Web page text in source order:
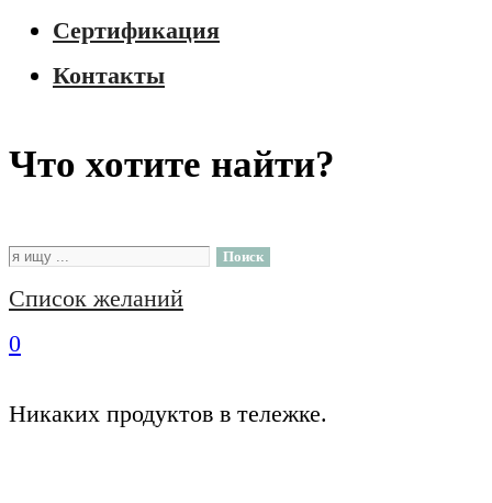
Сертификация
Контакты
Что хотите найти?
Поиск
Список желаний
0
Никаких продуктов в тележке.